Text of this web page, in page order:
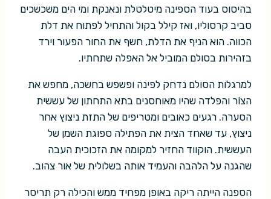
בהיסוס בעוד הספינה מיטלטלת ונאנקת ומי הים משכשכים
סביב קרסוליו, ואז קילל בקול והתחיל לפתוח את דלת
הכווה. הוא הניף את הדלת, חשף את החור הפעור וירד
בזהירות בסולם המוביל אל האפלה שתחתיו.
למרגלות הסולם נדחק לפינה ופשפש בחשכה, מחפש את
הצוֹר והפלדה שהיו מאוחסנים בתא התחתון של עששית
הסערה. רגעים כאובים ומטריפים של התזת ניצוץ אחר
ניצוץ, עד שאחד הצית את הפתילה ספוגת השמן של
העששית. הוקווד החזיר למקומה את הזכוכית העבה
שהגנה על הלהבה והעמיד אותה בשלולית של אור צהוב.
הספנה הייתה ריקה באופן מפחיד ממש והכילה רק תריסר